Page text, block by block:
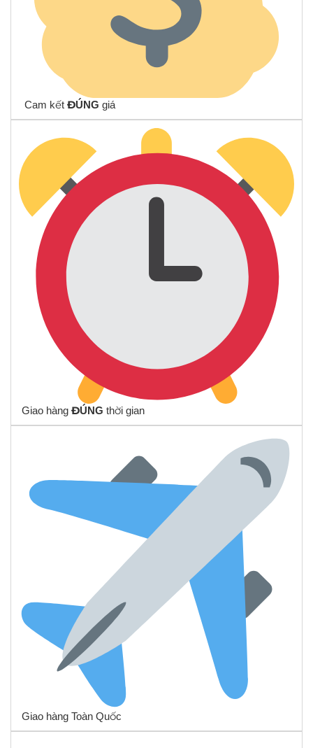
Cam kết ĐÚNG giá
Giao hàng ĐÚNG thời gian
Giao hàng Toàn Quốc